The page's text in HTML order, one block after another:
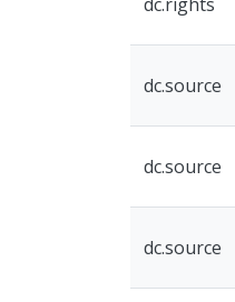
dc.source
dc.source
dc.source